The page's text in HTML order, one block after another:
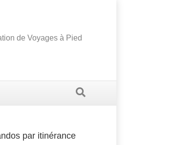
de Voyages à Pied
par itinérance